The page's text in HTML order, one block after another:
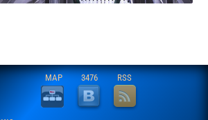
MAP 3476 RSS